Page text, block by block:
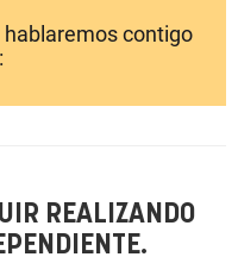
hablaremos contigo
REALIZANDO